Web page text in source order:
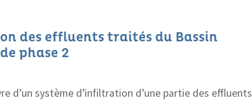
des effluents traités du Bassin
phase 2
d’un système d’infiltration d’une partie des effluents